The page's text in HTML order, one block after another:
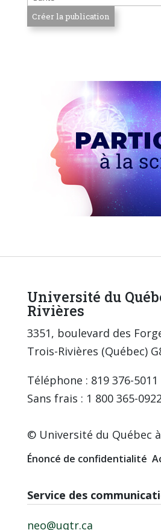
Université du
Rivières
3351, boulevard des
Trois-Rivières (Québec)
Téléphone : 819 376-5011
Sans frais : 1 800 365-0922
© Université du Québec
Énoncé de confidentialité
Service des
neo@uqtr.ca